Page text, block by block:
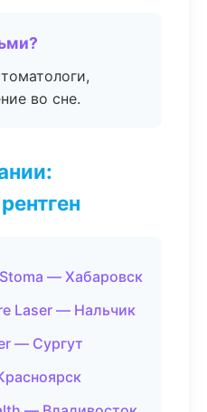
во сне.
— Хабаровск
Laser — Нальчик
— Сургут